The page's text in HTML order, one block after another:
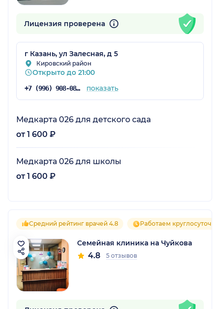
Лицензия проверена
г Казань, ул Залесная, д 5
Кировский район
Открыто до 21:00
+7 (996) 908-08-88 показать
Медкарта 026 для детского сада
от 1 600 ₽
Медкарта 026 для школы
от 1 600 ₽
Средний рейтинг врачей 4.8 Работаем круглосуточно
Семейная клиника на Чуйкова
4.8 5 отзывов